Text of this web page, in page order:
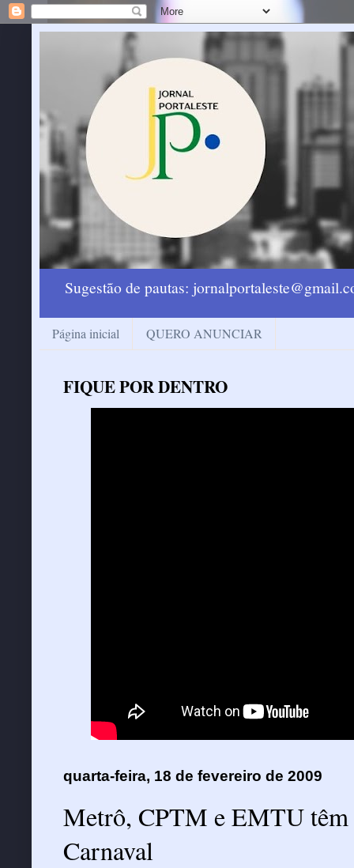
Sugestão de pautas:
Página inicial QUERO ANUNCIAR
FIQUE POR DENTRO
quarta-feira, 18 de fevereiro de 2009
Metrô, CPTM e EMTU têm
Carnaval